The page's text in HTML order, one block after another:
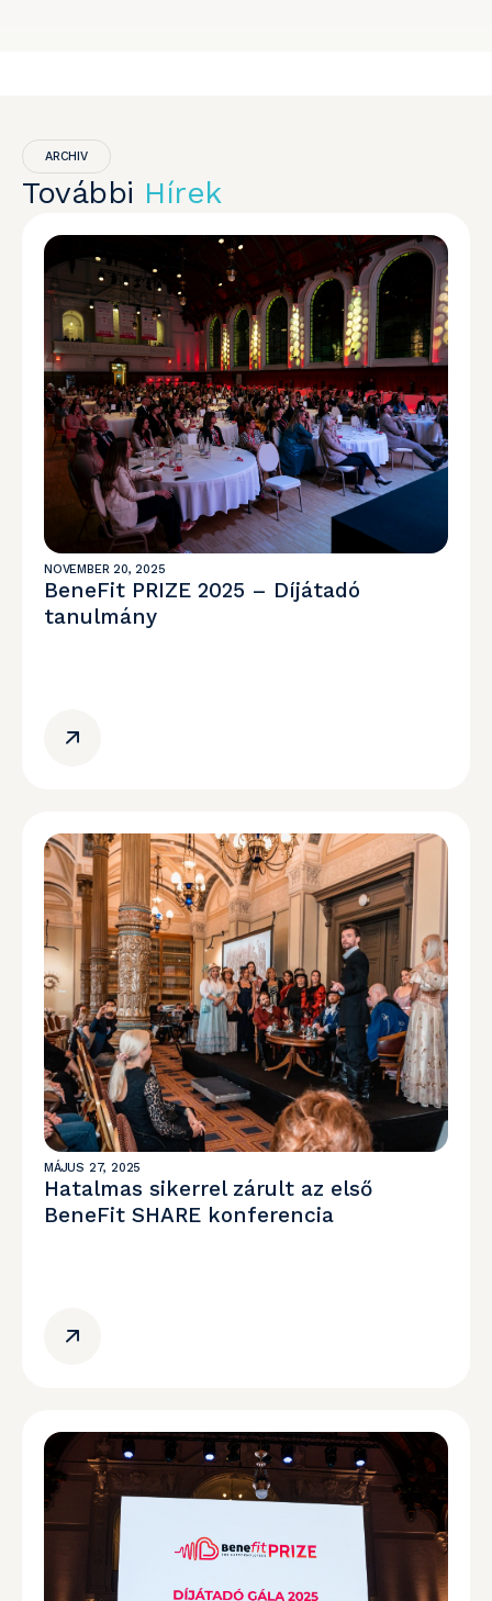
ARCHIV
További Hírek
NOVEMBER 20, 2025
BeneFit PRIZE 2025 – Díjátadó
tanulmány
MÁJUS 27, 2025
Hatalmas sikerrel zárult az első
BeneFit SHARE konferencia